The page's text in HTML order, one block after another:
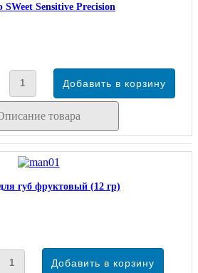
Sensitive Precision
товара
губ фруктовый (12 гр)